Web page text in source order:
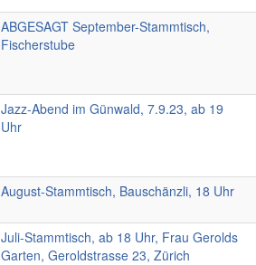
ABGESAGT September-Stammtisch,
Fischerstube
Jazz-Abend im Günwald, 7.9.23, ab 19
Uhr
August-Stammtisch, Bauschänzli, 18 Uhr
Juli-Stammtisch, ab 18 Uhr, Frau Gerolds
Garten, Geroldstrasse 23, Zürich